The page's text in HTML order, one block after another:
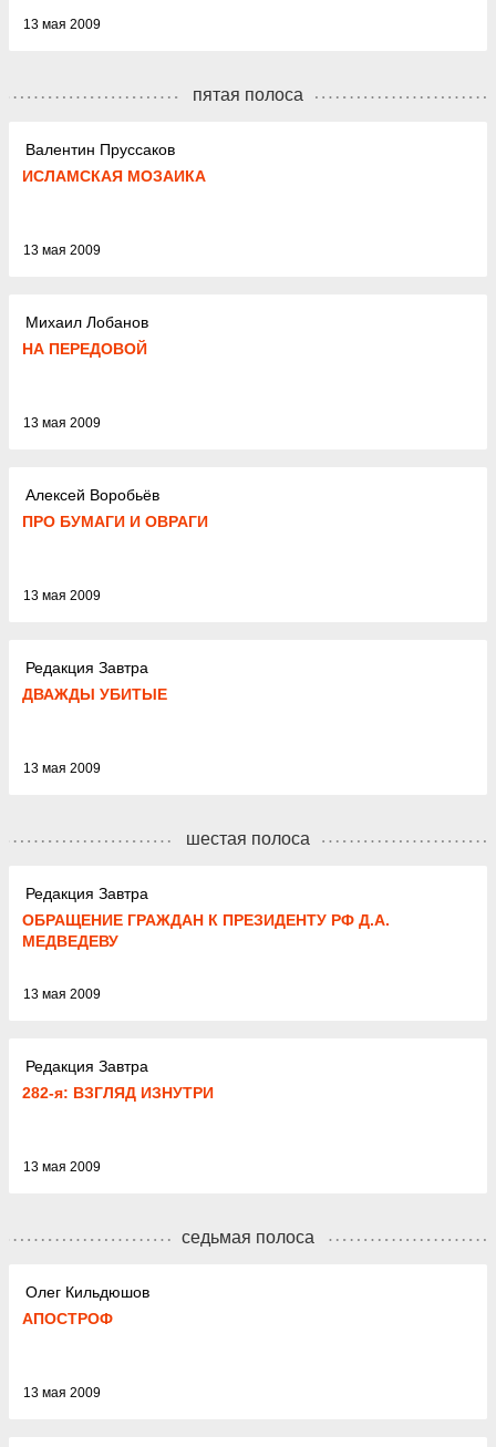
13 мая 2009
пятая полоса
Валентин Пруссаков
ИСЛАМСКАЯ МОЗАИКА
13 мая 2009
Михаил Лобанов
НА ПЕРЕДОВОЙ
13 мая 2009
Алексей Воробьёв
ПРО БУМАГИ И ОВРАГИ
13 мая 2009
Редакция Завтра
ДВАЖДЫ УБИТЫЕ
13 мая 2009
шестая полоса
Редакция Завтра
ОБРАЩЕНИЕ ГРАЖДАН К ПРЕЗИДЕНТУ РФ Д.А.
МЕДВЕДЕВУ
13 мая 2009
Редакция Завтра
282-я: ВЗГЛЯД ИЗНУТРИ
13 мая 2009
седьмая полоса
Олег Кильдюшов
АПОСТРОФ
13 мая 2009